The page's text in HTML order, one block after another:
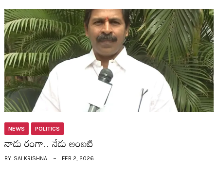
NEWS POLITICS
నాడు రంగా.. నేడు అంబ‌టి
BY SAI KRISHNA FEB 2, 2026